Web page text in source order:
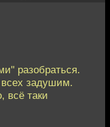
разобраться.
задушим.
всё таки